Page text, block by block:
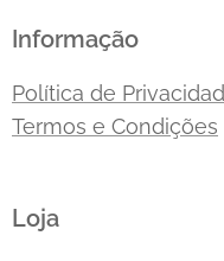
Informação
Política de
Termos e Condições
Loja